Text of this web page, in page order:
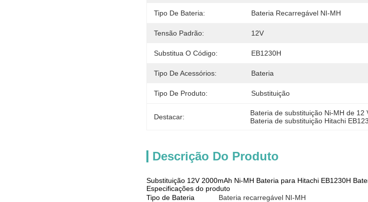
Tipo De Bateria: Bateria Recarregável NI-MH
Tensão Padrão: 12V
Substitua O Código: EB1230H
Tipo De Acessórios: Bateria
Tipo De Produto: Substituição
Destacar: Bateria de substituição Ni-MH de 12
Bateria de substituição Hitachi
Descrição Do Produto
Substituição 12V 2000mAh Ni-MH Bateria para Hitachi EB1230H
Especificações do produto
Tipo de Bateria
Bateria recarregável NI-MH